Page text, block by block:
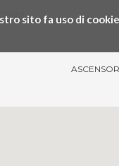
sito fa uso di